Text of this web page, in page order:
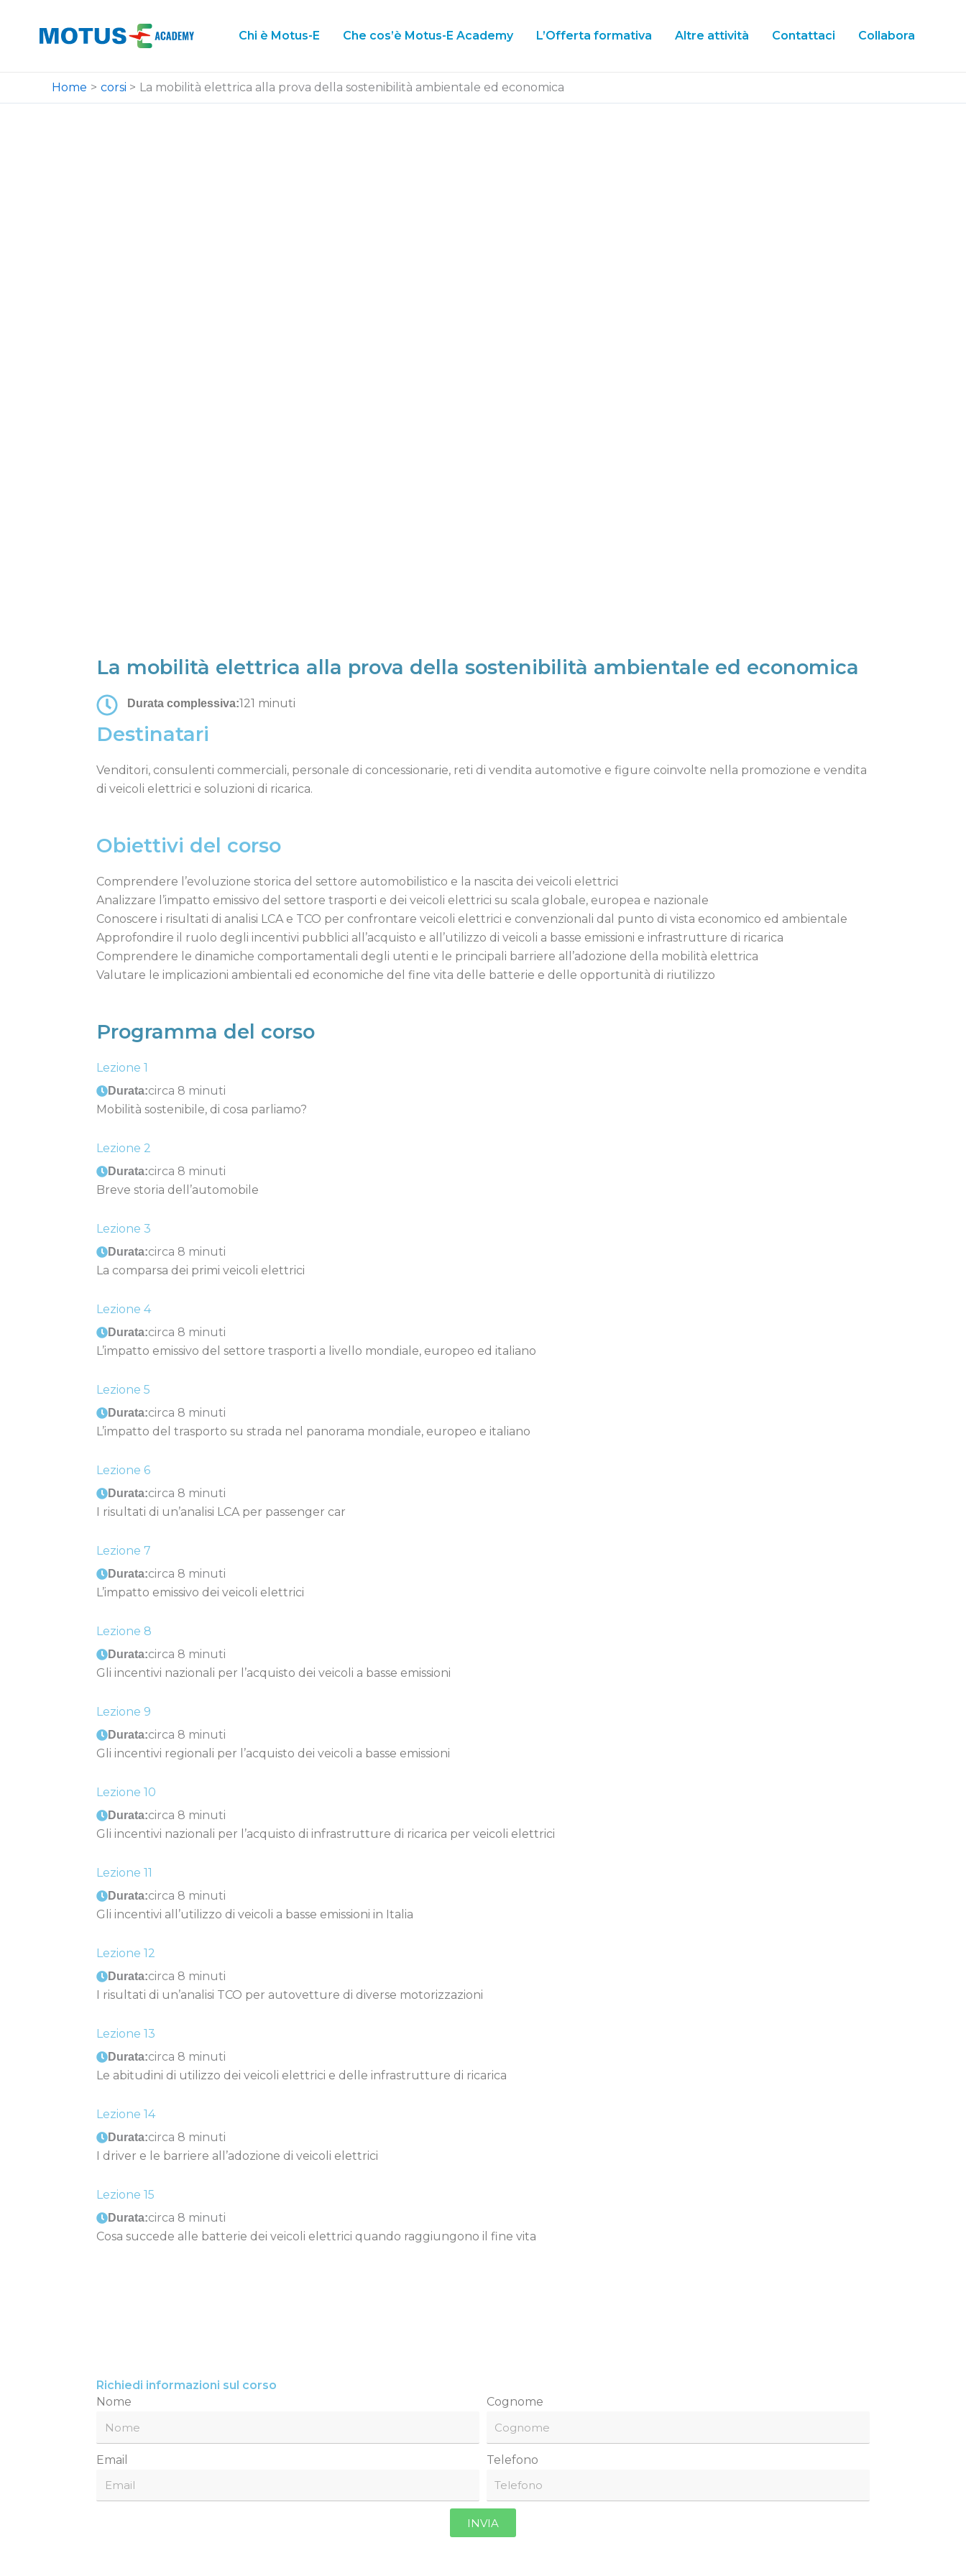
contenuto
Chi è Motus-E Che cos’è Motus-E Academy L’Offerta formativa Altre attività Contattaci Collabora
Home corsi La mobilità elettrica alla prova della sostenibilità ambientale ed economica
La mobilità elettrica alla prova della sostenibilità ambientale ed economica
Durata complessiva:121 minuti
Destinatari
Venditori, consulenti commerciali, personale di concessionarie, reti di vendita automotive e figure coinvolte nella promozione e vendita
di veicoli elettrici e soluzioni di ricarica.
Obiettivi del corso
Comprendere l’evoluzione storica del settore automobilistico e la nascita dei veicoli elettrici
Analizzare l’impatto emissivo del settore trasporti e dei veicoli elettrici su scala globale, europea e nazionale
Conoscere i risultati di analisi LCA e TCO per confrontare veicoli elettrici e convenzionali dal punto di vista economico ed ambientale
Approfondire il ruolo degli incentivi pubblici all’acquisto e all’utilizzo di veicoli a basse emissioni e infrastrutture di ricarica
Comprendere le dinamiche comportamentali degli utenti e le principali barriere all’adozione della mobilità elettrica
Valutare le implicazioni ambientali ed economiche del fine vita delle batterie e delle opportunità di riutilizzo
Programma del corso
Lezione 1
Durata:circa 8 minuti
Mobilità sostenibile, di cosa parliamo?
Lezione 2
Durata:circa 8 minuti
Breve storia dell’automobile
Lezione 3
Durata:circa 8 minuti
La comparsa dei primi veicoli elettrici
Lezione 4
Durata:circa 8 minuti
L’impatto emissivo del settore trasporti a livello mondiale, europeo ed italiano
Lezione 5
Durata:circa 8 minuti
L’impatto del trasporto su strada nel panorama mondiale, europeo e italiano
Lezione 6
Durata:circa 8 minuti
I risultati di un’analisi LCA per passenger car
Lezione 7
Durata:circa 8 minuti
L’impatto emissivo dei veicoli elettrici
Lezione 8
Durata:circa 8 minuti
Gli incentivi nazionali per l’acquisto dei veicoli a basse emissioni
Lezione 9
Durata:circa 8 minuti
Gli incentivi regionali per l’acquisto dei veicoli a basse emissioni
Lezione 10
Durata:circa 8 minuti
Gli incentivi nazionali per l’acquisto di infrastrutture di ricarica per veicoli elettrici
Lezione 11
Durata:circa 8 minuti
Gli incentivi all’utilizzo di veicoli a basse emissioni in Italia
Lezione 12
Durata:circa 8 minuti
I risultati di un’analisi TCO per autovetture di diverse motorizzazioni
Lezione 13
Durata:circa 8 minuti
Le abitudini di utilizzo dei veicoli elettrici e delle infrastrutture di ricarica
Lezione 14
Durata:circa 8 minuti
I driver e le barriere all’adozione di veicoli elettrici
Lezione 15
Durata:circa 8 minuti
Cosa succede alle batterie dei veicoli elettrici quando raggiungono il fine vita
Richiedi informazioni sul corso
Nome
Cognome
Email Telefono
INVIA